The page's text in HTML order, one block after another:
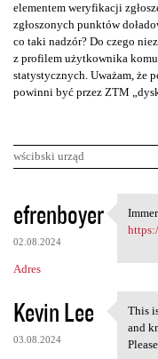
elementem weryfikacji
zgłoszonych punktów
co taki nadzór? Do czego
z profilem użytkownika
statystycznych. Uważam, że
powinni być przez ZTM
wścibski urząd
K
o
m
e
n
t
efrenboyer
02.08.2024
Adres
Kevin Lee
03.08.2024
This
This
and